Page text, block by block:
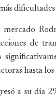
mercado
de
hasta
a su día